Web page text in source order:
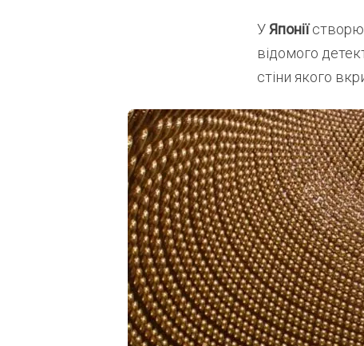
У Японії
відомого
стіни якого